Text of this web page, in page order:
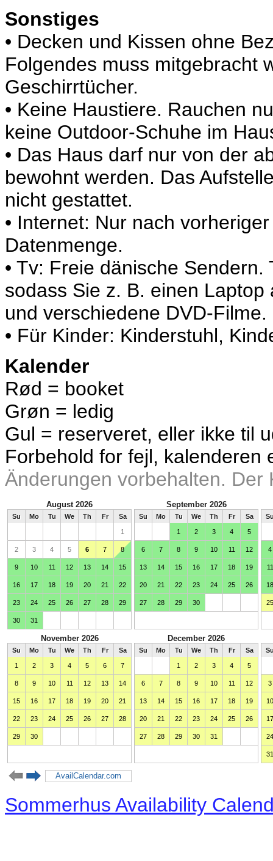
Sonstiges
• Decken und Kissen ohne
Folgendes muss mitgebracht
Geschirrtücher.
• Keine Haustiere. Rauchen
keine Outdoor-Schuhe im
• Das Haus darf nur von der
bewohnt werden. Das
nicht gestattet.
• Internet: Nur nach
Datenmenge.
• Tv: Freie dänische
sodass Sie z. B. einen
und verschiedene DVD-Filme.
• Für Kinder: Kinderstuhl,
Kalender
Rød = booket
Grøn = ledig
Gul = reserveret, eller ikke til
Forbehold for fejl, kalenderen
Änderungen vorbehalten.
Sommerhus Availability